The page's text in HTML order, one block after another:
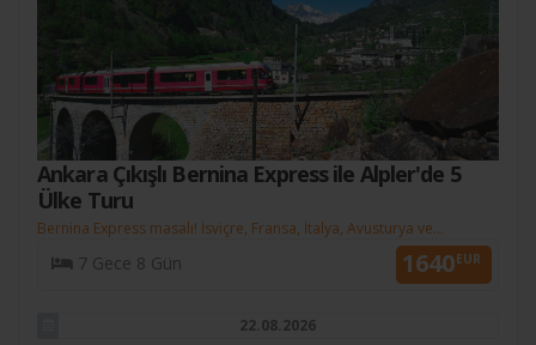
Ankara Çıkışlı Bernina Express ile Alpler'de 5
Ülke Turu
Bernina Express masalı! İsviçre, Fransa, İtalya, Avusturya ve
Almanya...7 Gece 8 Gün 1640EUR
22.08.202629.08.2026